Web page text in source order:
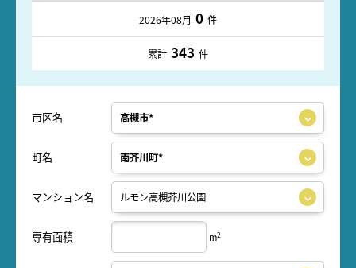
2026年08月 0 件
累計 343 件
市区名
町名
マンション名
専有面積 m2